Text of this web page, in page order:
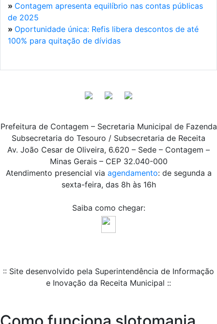
» Contagem apresenta equilíbrio nas contas públicas
de 2025
» Oportunidade única: Refis libera descontos de até
100% para quitação de dívidas
Prefeitura de Contagem – Secretaria Municipal de Fazenda
Subsecretaria do Tesouro / Subsecretaria de Receita
Av. João Cesar de Oliveira, 6.620 – Sede – Contagem –
Minas Gerais – CEP 32.040-000
Atendimento presencial via agendamento: de segunda a
sexta-feira, das 8h às 16h
Saiba como chegar:
:: Site desenvolvido pela Superintendência de Informação
e Inovação da Receita Municipal ::